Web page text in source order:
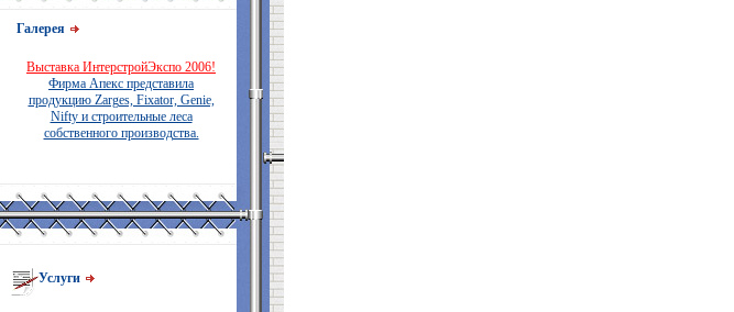
Галерея
Выставка ИнтерстройЭкспо 2006!
Фирма Апекс представила
продукцию Zarges, Fixator, Genie,
Nifty и строительные леса
собственного производства.
Услуги